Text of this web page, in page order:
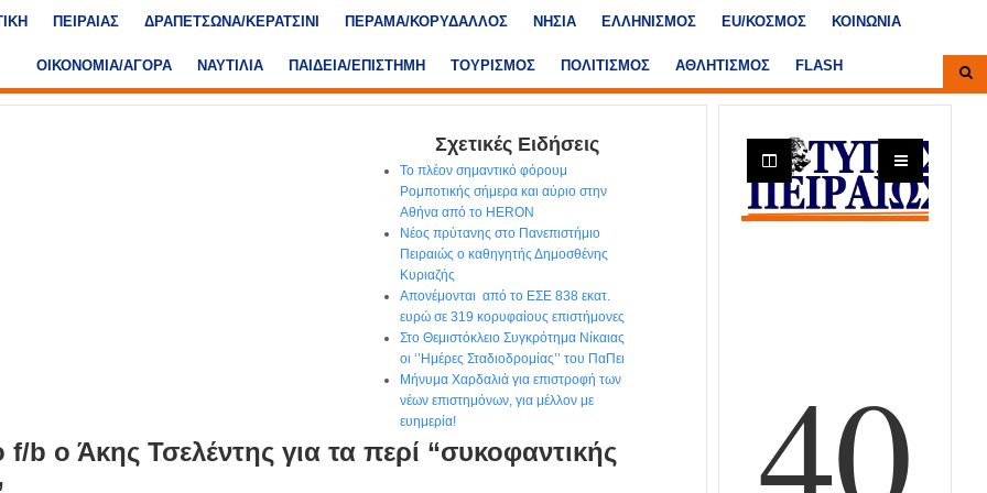
ΠΕΙΡΑΙΑΣ ΔΡΑΠΕΤΣΩΝΑ/ΚΕΡΑΤΣΙΝΙ ΠΕΡΑΜΑ/ΚΟΡΥΔΑΛΛΟΣ ΝΗΣΙΑ ΕΛΛΗΝΙΣΜΟΣ ΕU/ΚΟΣΜΟΣ ΚΟΙΝΩΝΙΑ
ΟΙΚΟΝΟΜΙΑ/ΑΓΟΡΑ ΝΑΥΤΙΛΙΑ ΠΑΙΔΕΙΑ/ΕΠΙΣΤΗΜΗ ΤΟΥΡΙΣΜΟΣ ΠΟΛΙΤΙΣΜΟΣ ΑΘΛΗΤΙΣΜΟΣ FLASH
Σχετικές Ειδήσεις
Το πλέον σημαντικό φόρουμ
Ρομποτικής σήμερα και αύριο στην
Αθήνα από το HERON
Νέος πρύτανης στο Πανεπιστήμιο
Πειραιώς ο καθηγητής Δημοσθένης
Κυριαζής
Απονέμονται από το ΕΣΕ 838 εκατ.
ευρώ σε 319 κορυφαίους επιστήμονες
Στο Θεμιστόκλειο Συγκρότημα Νίκαιας
οι ‘’Ημέρες Σταδιοδρομίας’’ του ΠαΠει
Μήνυμα Χαρδαλιά για επιστροφή των
νέων επιστημόνων, για μέλλον με
ευημερία!
f/b ο Άκης Τσελέντης για τα περί “συκοφαντικής